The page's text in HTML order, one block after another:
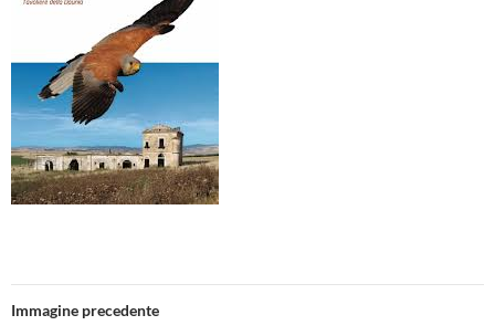
Immagine precedente